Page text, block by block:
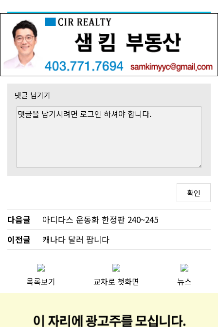
댓글 남기기
다음글
아디다스 운동화 한정판 240~245
이전글
캐나다 달러 팝니다
목록보기 교차로 첫화면 뉴스